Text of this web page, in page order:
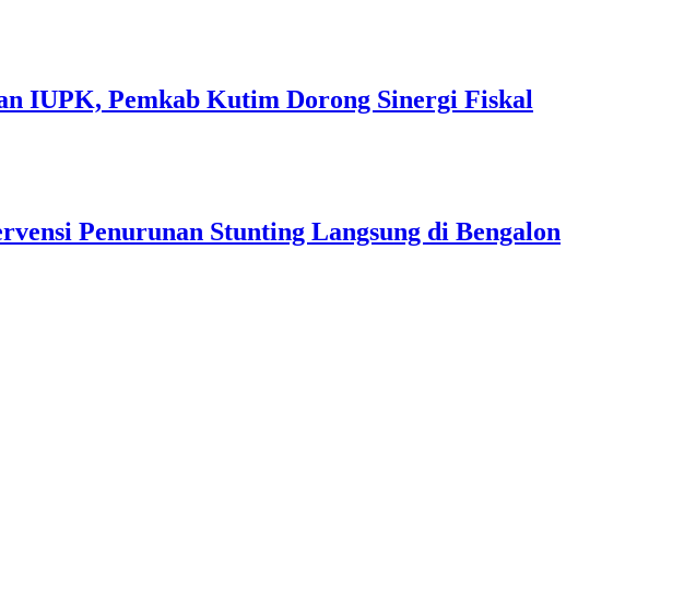
IUPK, Pemkab Kutim Dorong Sinergi Fiskal
Penurunan Stunting Langsung di Bengalon